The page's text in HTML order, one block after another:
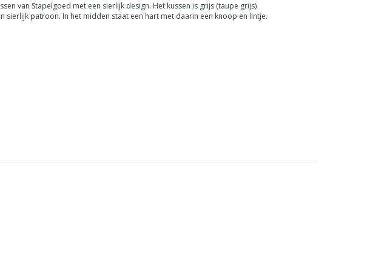
van Stapelgoed met een sierlijk design. Het kussen is grijs (taupe grijs)
sierlijk patroon. In het midden staat een hart met daarin een knoop en lintje.